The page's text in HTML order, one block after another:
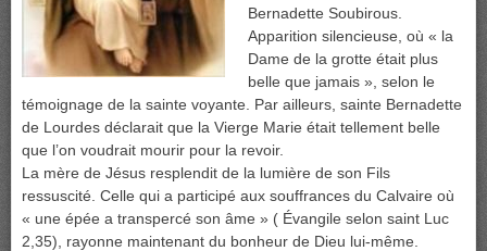
Bernadette Soubirous.
Apparition silencieuse, où « la
Dame de la grotte était plus
belle que jamais », selon le
témoignage de la sainte voyante. Par ailleurs, sainte Bernadette
de Lourdes déclarait que la Vierge Marie était tellement belle
que l’on voudrait mourir pour la revoir.
La mère de Jésus resplendit de la lumière de son Fils
ressuscité. Celle qui a participé aux souffrances du Calvaire où
« une épée a transpercé son âme » ( Évangile selon saint Luc
2,35), rayonne maintenant du bonheur de Dieu lui-même.